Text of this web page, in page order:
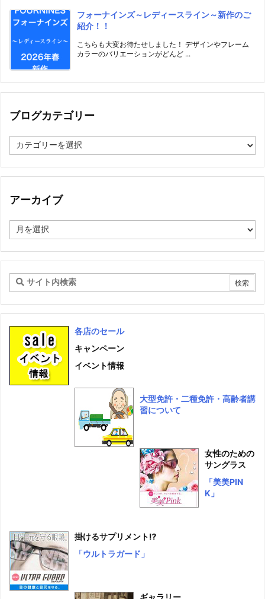
フォーナインズ～レディースライン～新作のご
紹介！！
こちらも大変お待たせしました！ デザインやフレーム
カラーのバリエーションがどんど ...
ブログカテゴリー
ロ
カ
ゴ
ー
アーカイブ
ー
イ
各店のセール
キャンペーン
イベント情報
大型免許・二種免許・高齢者講
習について
女性のための
サングラス
「美美PIN
K」
掛けるサプリメント⁉
「ウルトラガード」
ギャラリー